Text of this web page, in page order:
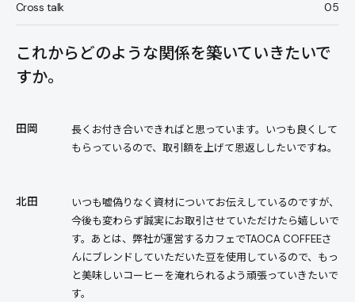
Cross talk 05
これからどのような関係を築いていきたいで
すか。
田岡
長くお付き合いできればと思っています。いつも良くして
もらっているので、取引額を上げて恩返ししたいですね。
北田
いつも嘘偽りなく資材についてお伝えしているのですが、
今後も変わらず誠実にお取引させていただけたら嬉しいで
す。あとは、弊社が運営するカフェでTAOCA COFFEEさ
んにブレンドしていただいた豆を使用しているので、もっ
と美味しいコーヒーを淹れられるよう頑張っていきたいで
す。